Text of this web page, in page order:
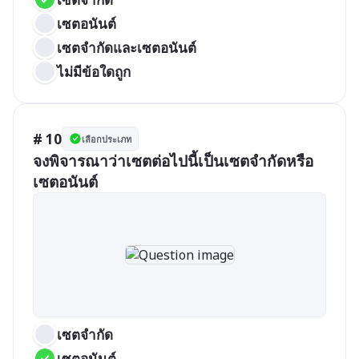
เซตอนันต์
เซตจำกัดและเซตอนันต์
ไม่มีข้อใดถูก
# 10 เลือกประเภท
จงพิจารณาว่าเซตต่อไปนี้เป็นเซตจำกัดหรือ
เซตอนันต์
เซตจำกัด